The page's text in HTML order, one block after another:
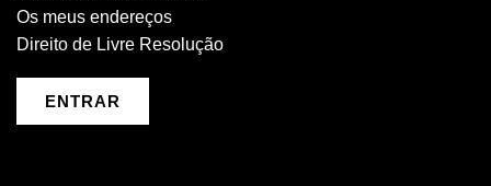
Os meus endereços
Direito de Livre Resolução
ENTRAR